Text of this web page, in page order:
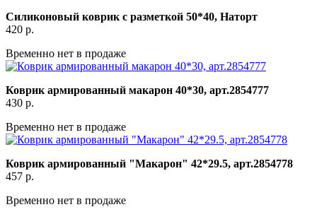
Силиконовый коврик с разметкой 50*40, Наторт
420 р.
Временно нет в продаже
Коврик армированный макарон 40*30, арт.2854777
430 р.
Временно нет в продаже
Коврик армированный "Макарон" 42*29.5, арт.2854778
457 р.
Временно нет в продаже